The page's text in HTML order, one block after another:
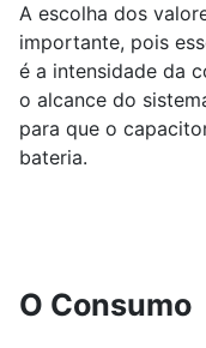
A escolha dos
importante, pois
é a intensidade da
o alcance do
para que o
bateria.
O Consumo